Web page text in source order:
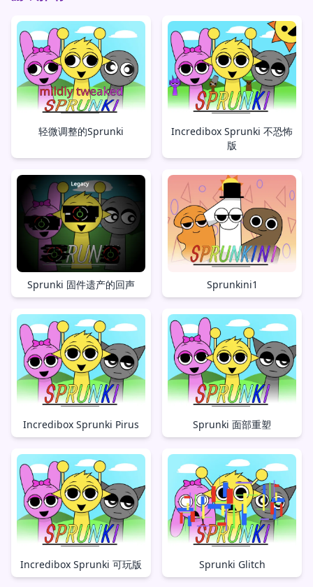
轻微调整的Sprunki
Incredibox Sprunki 不恐怖
版
Sprunki 固件遗产的回声 Sprunkini1
Incredibox Sprunki Pirus Sprunki 面部重塑
Incredibox Sprunki 可玩版 Sprunki Glitch